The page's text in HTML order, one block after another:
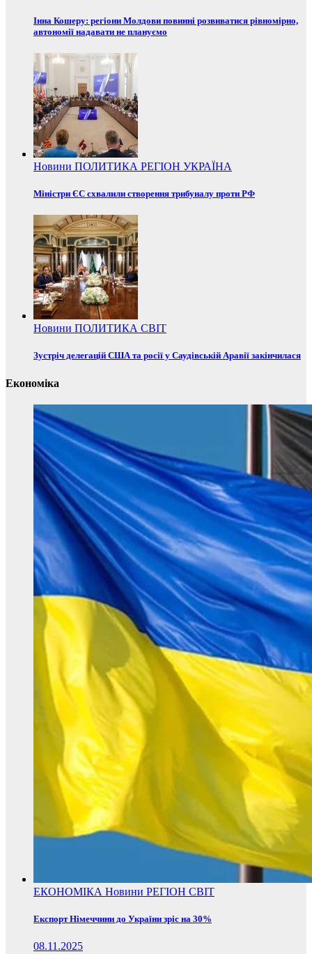
Інна Кошеру: регіони Молдови повинні розвиватися рівномірно,
автономії надавати не плануємо
Новини ПОЛИТИКА РЕГІОН УКРАЇНА
Міністри ЄС схвалили створення трибуналу проти РФ
Новини ПОЛИТИКА СВІТ
Зустріч делегацій США та росії у Саудівській Аравії закінчилася
Економіка
ЕКОНОМІКА Новини РЕГІОН СВІТ
Експорт Німеччини до України зріс на 30%
08.11.2025